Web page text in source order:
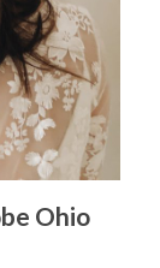
Ohio